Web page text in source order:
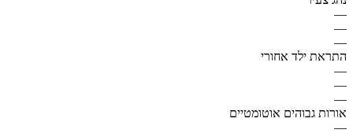
—
—
—
התראת ילד אחורי
—
—
—
אורות גבוהים אוטומטיים
—